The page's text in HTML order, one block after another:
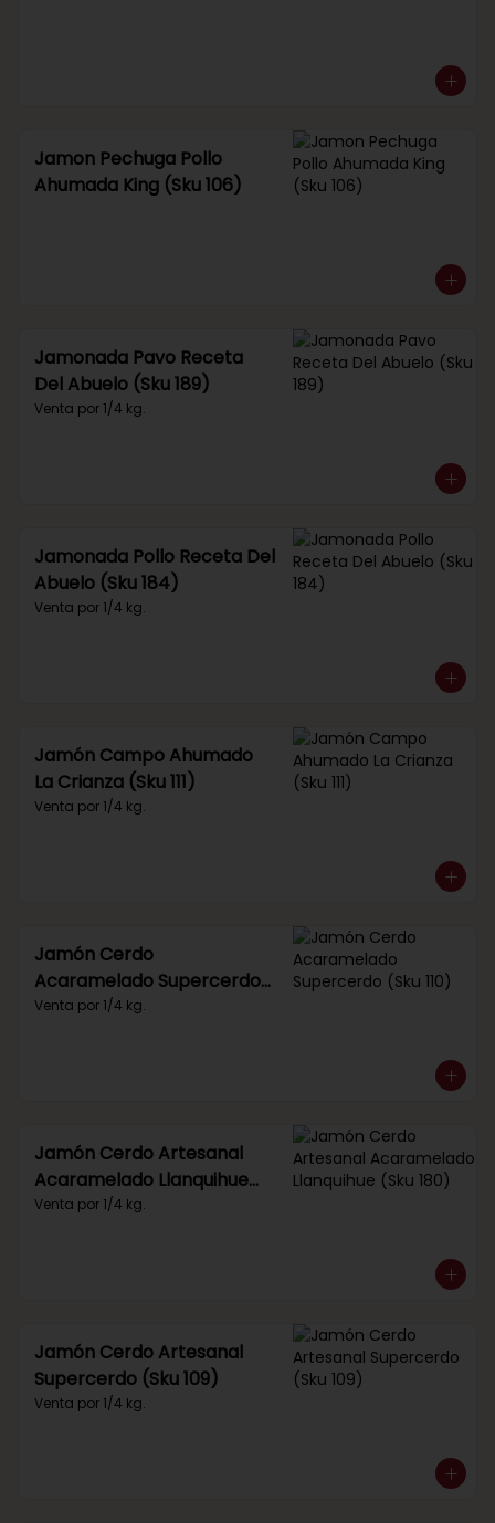
Jamon Pechuga Pollo
Ahumada King (Sku 106)
Jamonada Pavo Receta
Del Abuelo (Sku 189)
Venta por 1/4 kg.
Jamonada Pollo Receta Del
Abuelo (Sku 184)
Venta por 1/4 kg.
Jamón Campo Ahumado
La Crianza (Sku 111)
Venta por 1/4 kg.
Jamón Cerdo
Acaramelado Supercerdo
(Sku 110)
Venta por 1/4 kg.
Jamón Cerdo Artesanal
Acaramelado Llanquihue
(Sku 180)
Venta por 1/4 kg.
Jamón Cerdo Artesanal
Supercerdo (Sku 109)
Venta por 1/4 kg.